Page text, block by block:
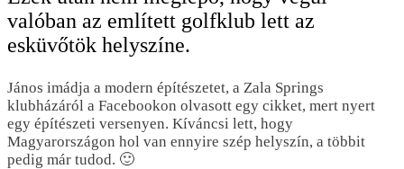
valóban az említett golfklub lett az
esküvőtök helyszíne.
János imádja a modern építészetet, a Zala Springs
klubházáról a Facebookon olvasott egy cikket, mert nyert
egy építészeti versenyen. Kíváncsi lett, hogy
Magyarországon hol van ennyire szép helyszín, a többit
pedig már tudod. 🙂